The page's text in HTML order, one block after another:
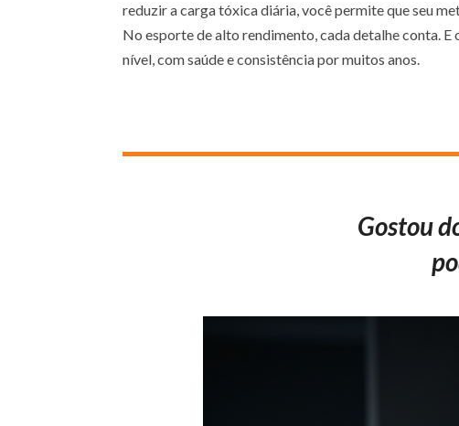
reduzir a carga tóxica diária, você permite que seu
No esporte de alto rendimento, cada detalhe conta.
nível, com saúde e consistência por muitos anos.
Gostou